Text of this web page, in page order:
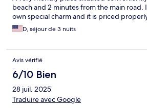
beach and 2 minutes from the main road.
own special charm and it is priced
D, séjour de 3 nuits
Avis vérifié
6/10 Bien
28 juil. 2025
Traduire avec Google